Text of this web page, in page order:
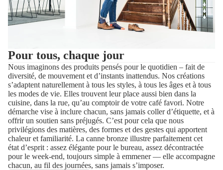
Pour tous, chaque jour
Nous imaginons des produits pensés pour le quotidien – fait de
diversité, de mouvement et d’instants inattendus. Nos créations
s’adaptent naturellement à tous les styles, à tous les âges et à tous
les modes de vie. Elles trouvent leur place aussi bien dans la
cuisine, dans la rue, qu’au comptoir de votre café favori. Notre
démarche vise à inclure chacun, sans jamais coller d’étiquette, et à
offrir un soutien sans préjugés. C’est pour cela que nous
privilégions des matières, des formes et des gestes qui apportent
chaleur et familiarité. La canne bronze illustre parfaitement cet
état d’esprit : assez élégante pour le bureau, assez décontractée
pour le week-end, toujours simple à emmener — elle accompagne
chacun, au fil des journées, sans jamais s’imposer.